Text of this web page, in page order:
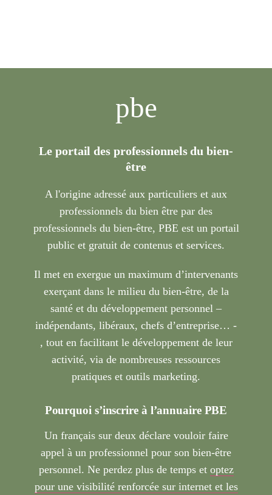
pbe
Le portail des professionnels du bien-
être
A l'origine adressé aux particuliers et aux
professionnels du bien être par des
professionnels du bien-être, PBE est un portail
public et gratuit de contenus et services.
Il met en exergue un maximum d’intervenants
exerçant dans le milieu du bien-être, de la
santé et du développement personnel –
indépendants, libéraux, chefs d’entreprise… -
, tout en facilitant le développement de leur
activité, via de nombreuses ressources
pratiques et outils marketing.
Pourquoi s’inscrire à l’annuaire PBE
Un français sur deux déclare vouloir faire
appel à un professionnel pour son bien-être
personnel. Ne perdez plus de temps et optez
pour une visibilité renforcée sur internet et les